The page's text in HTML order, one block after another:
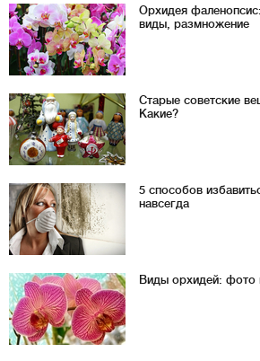
Орхидея
виды, размножение
Старые советские
Какие?
5 способов
навсегда
Виды орхидей: фото